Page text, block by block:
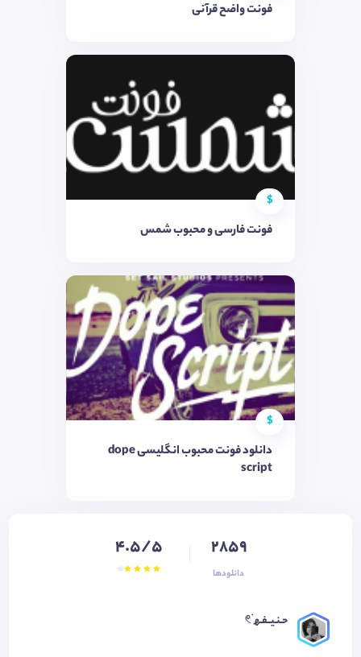
فونت واضح قرآنی
$
فونت فارسی و محبوب شمس
$
دانلود فونت محبوب انگلیسی dope
script
2859
دانلودها
4.5/5
حـنـیــفـھ 𓏲࣪